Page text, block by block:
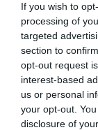
If you wish to
processing of
targeted
section to
opt-out request
interest-based
us or personal
your opt-out.
disclosure of
Paelles sense
apriorismes